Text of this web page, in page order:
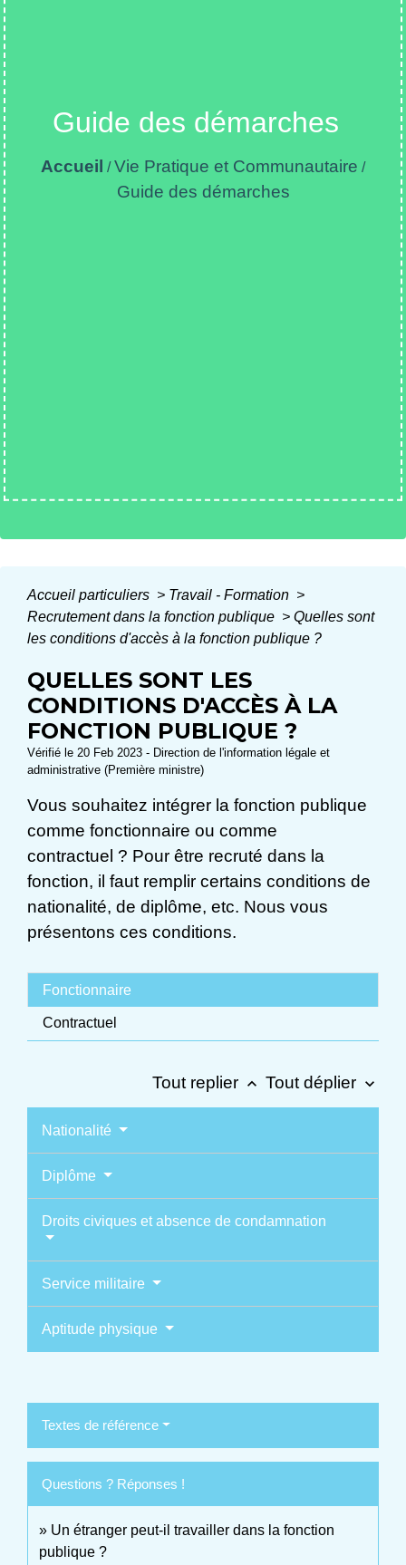
Guide des démarches
Accueil /Vie Pratique et Communautaire /
Guide des démarches
Accueil particuliers > Travail - Formation >
Recrutement dans la fonction publique > Quelles sont
les conditions d'accès à la fonction publique ?
QUELLES SONT LES
CONDITIONS D'ACCÈS À LA
FONCTION PUBLIQUE ?
Vérifié le 20 Feb 2023 - Direction de l'information légale et
administrative (Première ministre)
Vous souhaitez intégrer la fonction publique
comme fonctionnaire ou comme
contractuel ? Pour être recruté dans la
fonction, il faut remplir certains conditions de
nationalité, de diplôme, etc. Nous vous
présentons ces conditions.
Fonctionnaire
Contractuel
Tout replier keyboard_arrow_up Tout déplier keyboard_arrow_down
Nationalité
Diplôme
Droits civiques et absence de condamnation
Service militaire
Aptitude physique
Textes de référence
Questions ? Réponses !
Un étranger peut-il travailler dans la fonction
publique ?